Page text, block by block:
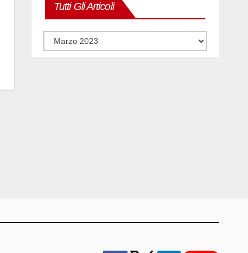
Tutti Gli Articoli
Tutti
articoli